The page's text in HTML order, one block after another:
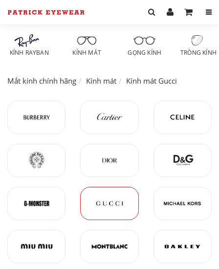
KÍNH RAYBAN KÍNH MÁT GỌNG KÍNH TRÒNG KÍNH
Mắt kính chính hãng Kính mát Kính mát Gucci